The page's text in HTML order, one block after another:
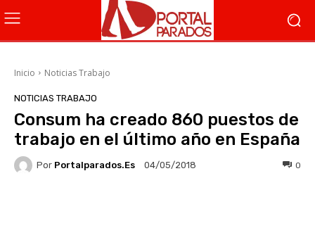
Inicio Noticias Trabajo
NOTICIAS TRABAJO
Consum ha creado 860 puestos de
trabajo en el último año en España
Por Portalparados.es 04/05/2018 0